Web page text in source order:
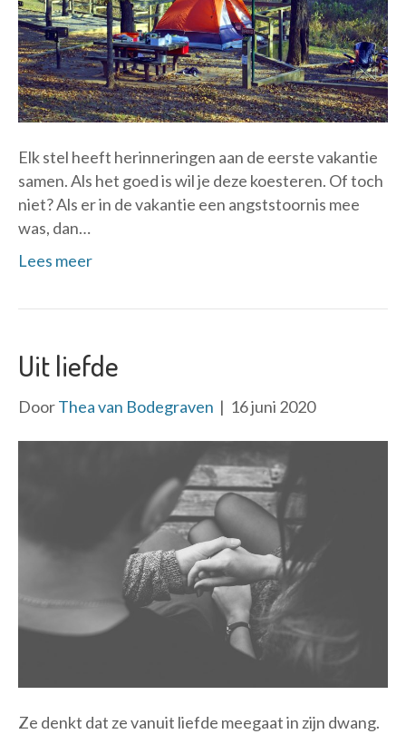
Elk stel heeft herinneringen aan de eerste vakantie
samen. Als het goed is wil je deze koesteren. Of toch
niet? Als er in de vakantie een angststoornis mee
was, dan…
Lees meer
Uit liefde
DoorThea van Bodegraven | 16 juni 2020
Ze denkt dat ze vanuit liefde meegaat in zijn dwang.